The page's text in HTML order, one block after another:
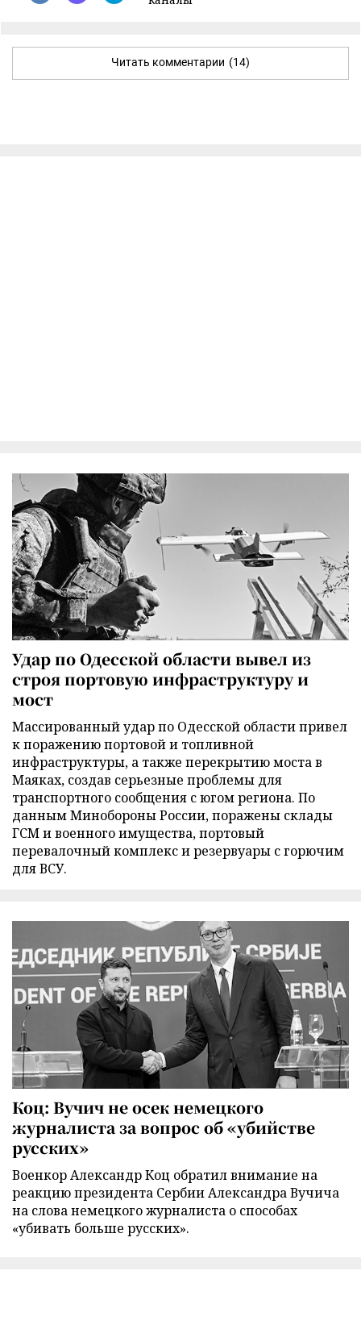
Читать комментарии (14)
Удар по Одесской области вывел из
строя портовую инфраструктуру и
мост
Массированный удар по Одесской области привел
к поражению портовой и топливной
инфраструктуры, а также перекрытию моста в
Маяках, создав серьезные проблемы для
транспортного сообщения с югом региона. По
данным Минобороны России, поражены склады
ГСМ и военного имущества, портовый
перевалочный комплекс и резервуары с горючим
для ВСУ.
Коц: Вучич не осек немецкого
журналиста за вопрос об «убийстве
русских»
Военкор Александр Коц обратил внимание на
реакцию президента Сербии Александра Вучича
на слова немецкого журналиста о способах
«убивать больше русских».